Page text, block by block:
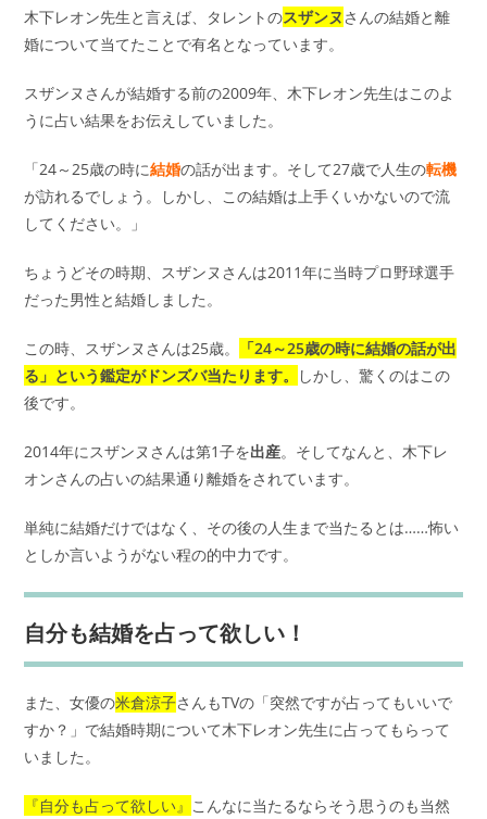
木下レオン先生と言えば、タレントのスザンヌ さんの結婚と離
婚について当てたことで有名となっています。
スザンヌさんが結婚する前の2009年、木下レオン先生はこのよ
うに占い結果をお伝えしていました。
「24～25歳の時に結婚の話が出ます。そして27歳で人生の転機
が訪れるでしょう。しかし、この結婚は上手くいかないので流
してください。」
ちょうどその時期、スザンヌさんは2011年に当時プロ野球選手
だった男性と結婚しました。
この時、スザンヌさんは25歳。
「24～25歳の時に結婚の話が出
る」という鑑定がドンズバ当たります。
しかし、驚くのはこの
後です。
2014年にスザンヌさんは第1子を出産。そしてなんと、木下レ
オンさんの占いの結果通り離婚をされています。
単純に結婚だけではなく、その後の人生まで当たるとは……怖い
としか言いようがない程の的中力です。
自分も結婚を占って欲しい！
また、女優の米倉涼子さんもTVの「突然ですが占ってもいいで
すか？」で結婚時期について木下レオン先生に占ってもらって
いました。
『自分も占って欲しい』 こんなに当たるならそう思うのも当然